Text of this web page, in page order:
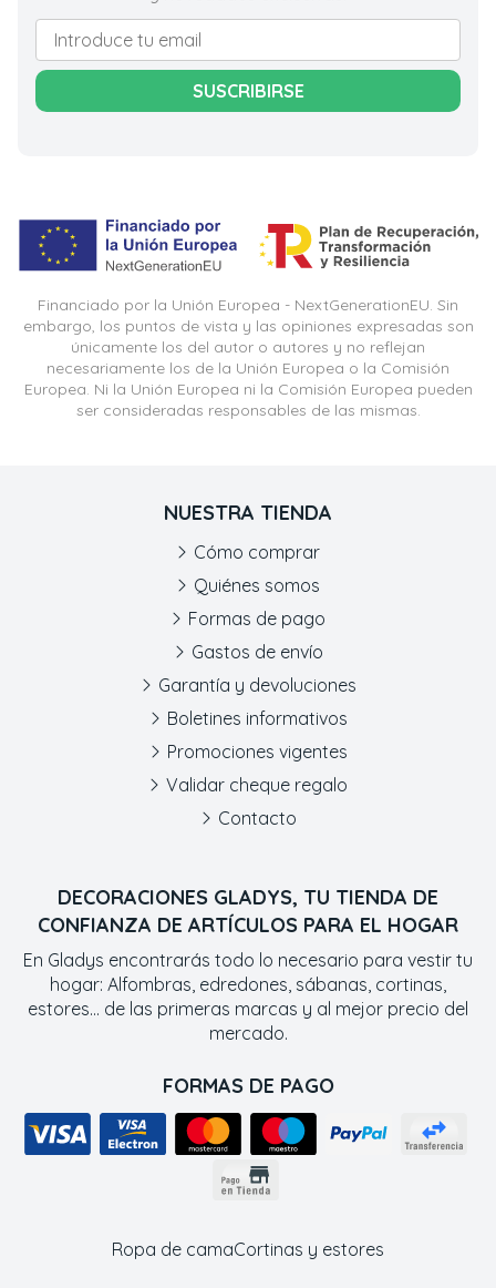
SUSCRIBIRSE
Financiado por la Unión Europea - NextGenerationEU. Sin
embargo, los puntos de vista y las opiniones expresadas son
únicamente los del autor o autores y no reflejan
necesariamente los de la Unión Europea o la Comisión
Europea. Ni la Unión Europea ni la Comisión Europea pueden
ser consideradas responsables de las mismas.
DECORACIONES GLADYS, TU TIENDA DE
CONFIANZA DE ARTÍCULOS PARA EL HOGAR
En Gladys encontrarás todo lo necesario para vestir tu
hogar: Alfombras, edredones, sábanas, cortinas,
estores... de las primeras marcas y al mejor precio del
mercado.
FORMAS DE PAGO
NUESTRA TIENDA
Cómo comprar
Quiénes somos
Formas de pago
Gastos de envío
Garantía y devoluciones
Boletines informativos
Promociones vigentes
Validar cheque regalo
Contacto
Ropa de camaCortinas y estores